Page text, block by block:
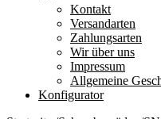
Kontakt
Versandarten
Zahlungsarten
Wir über uns
Impressum
Allgemeine
Konfigurator